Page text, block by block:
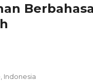
Indonesia